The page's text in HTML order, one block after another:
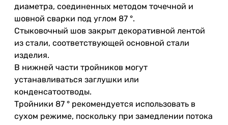
диаметра, соединенных методом точечной и
шовной сварки под углом 87 °.
Стыковочный шов закрыт декоративной лентой
из стали, соответствующей основной стали
изделия.
В нижней части тройников могут
устанавливаться заглушки или
конденсатоотводы.
Тройники 87 ° рекомендуется использовать в
сухом режиме, поскольку при замедлении потока